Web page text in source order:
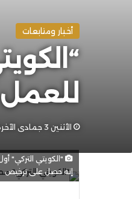
أخبار ومتابعات
للعمل
الأثنين 3 جمادى الآخرة 1436هـ 23-3-2015م
"الكويتي التركي"
إنه حصل على ترخيص